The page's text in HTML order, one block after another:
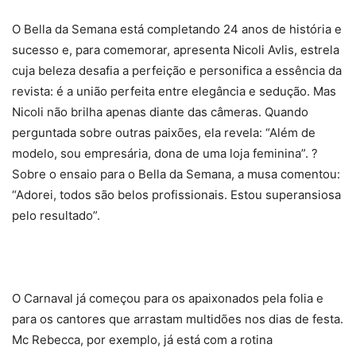
O Bella da Semana está completando 24 anos de história e
sucesso e, para comemorar, apresenta Nicoli Avlis, estrela
cuja beleza desafia a perfeição e personifica a essência da
revista: é a união perfeita entre elegância e sedução. Mas
Nicoli não brilha apenas diante das câmeras. Quando
perguntada sobre outras paixões, ela revela: “Além de
modelo, sou empresária, dona de uma loja feminina”. ?
Sobre o ensaio para o Bella da Semana, a musa comentou:
“Adorei, todos são belos profissionais. Estou superansiosa
pelo resultado”.
O Carnaval já começou para os apaixonados pela folia e
para os cantores que arrastam multidões nos dias de festa.
Mc Rebecca, por exemplo, já está com a rotina